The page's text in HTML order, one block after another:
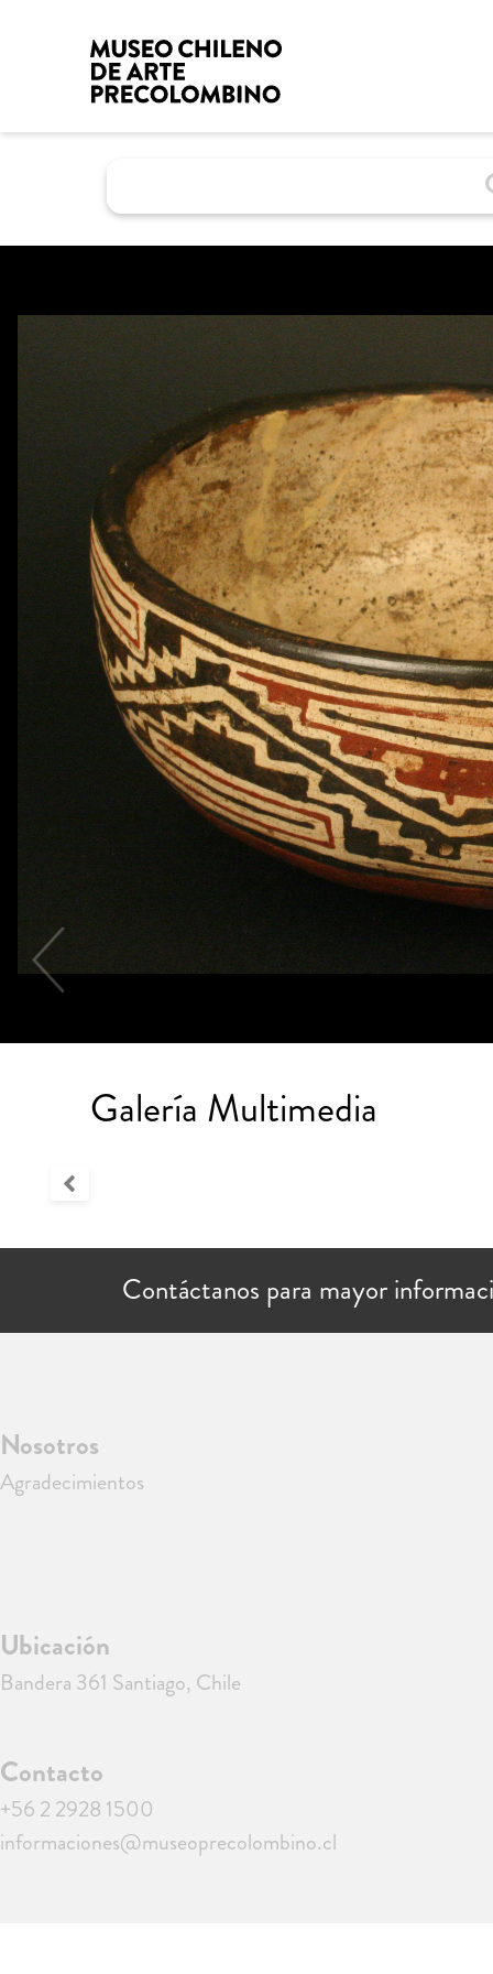
Galería Multimedia
Contáctanos para mayor
Nosotros
Agradecimientos
Ubicación
Bandera 361 Santiago, Chile
Contacto
+56 2 2928 1500
informaciones@museoprecolombino.cl